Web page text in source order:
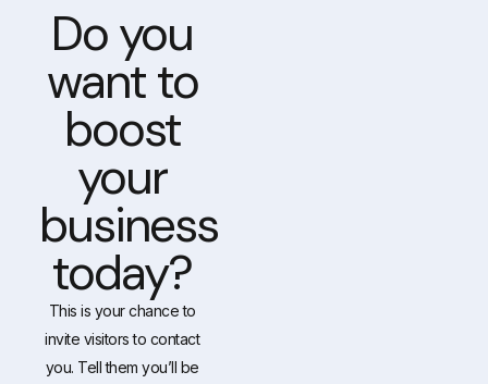
Do you
want to
boost
your
business
today?
This is your chance to
invite visitors to contact
you. Tell them you’ll be